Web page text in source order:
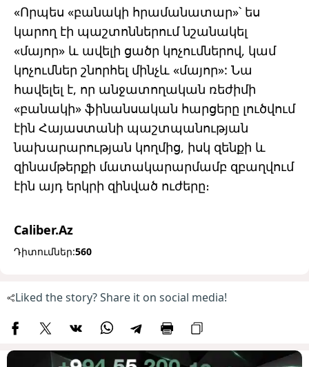
«Որպես «բանակի հրամանատար»՝ ես
կարող էի պաշտոններում նշանակել
«մայոր» և ավելի ցածր կոչումներով, կամ
կոչումներ շնորհել մինչև «մայոր»: Նա
հավելել է, որ անջատողական ռեժիմի
«բանակի» ֆինանսական հարցերը լուծվում
էին Հայաստանի պաշտպանության
նախարարության կողմից, իսկ զենքի և
զինամթերքի մատակարարմամբ զբաղվում
էին այդ երկրի զինված ուժերը։
Caliber.Az
Դիտումներ:560
Liked the story? Share it on social media!